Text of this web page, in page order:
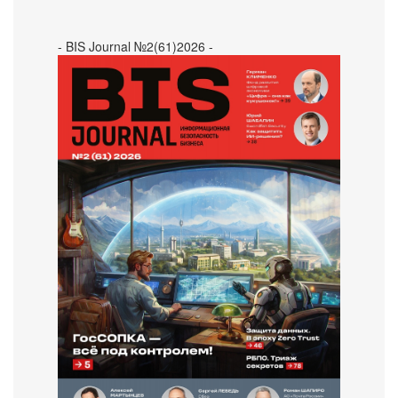
- BIS Journal №2(61)2026 -